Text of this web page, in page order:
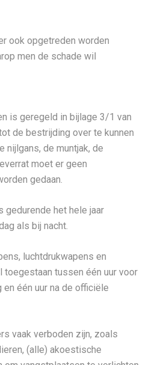
ook opgetreden worden
men de schade wil
is geregeld in bijlage 3/1 van
de bestrijding over te kunnen
nijlgans, de muntjak, de
moet er geen
gedaan.
gedurende het hele jaar
als bij nacht.
luchtdrukwapens en
tussen één uur voor
één uur na de officiële
vaak verboden zijn, zoals
(alle) akoestische